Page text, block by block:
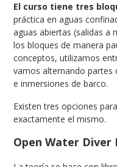
El curso tiene tres
práctica en aguas
aguas abiertas (salidas a
los bloques de manera
conceptos, utilizamos
vamos alternando partes
e inmersiones de barco.
Existen tres opciones
exactamente el mismo.
Open Water Diver